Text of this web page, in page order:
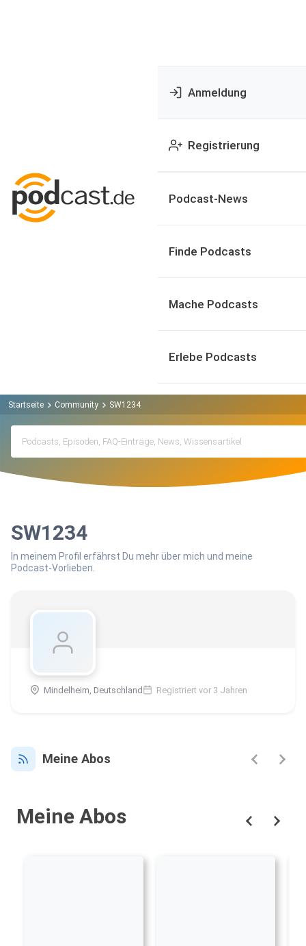
Anmeldung
Registrierung
Podcast-News
Finde Podcasts
Mache Podcasts
Erlebe Podcasts
Startseite Community SW1234
SW1234
In meinem Profil erfährst Du mehr über mich und meine
Podcast-Vorlieben.
Mindelheim, Deutschland Registriert vor 3 Jahren
Meine Abos
Meine Abos